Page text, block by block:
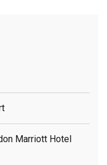
Marriott Hotel